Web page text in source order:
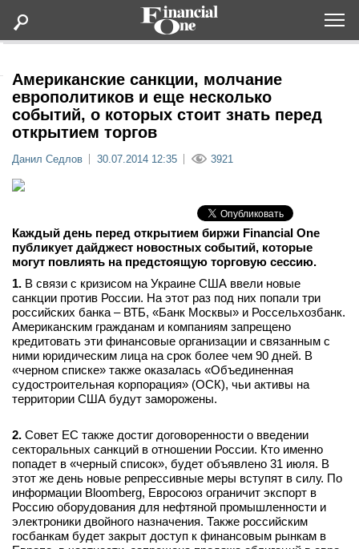
Статьи
Дайджесты
Мероприятия
Новости
Интервью
вконтакте
телеграм
Стать автором
Вход
Американские санкции, молчание
европолитиков и еще несколько
событий, о которых стоит знать перед
открытием торгов
Данил Седлов 30.07.2014 12:35 3921
Каждый день перед открытием биржи Financial One
публикует дайджест новостных событий, которые
могут повлиять на предстоящую торговую сессию.
1. В связи с кризисом на Украине США ввели новые
санкции против России. На этот раз под них попали три
российских банка – ВТБ, «Банк Москвы» и Россельхозбанк.
Американским гражданам и компаниям запрещено
кредитовать эти финансовые организации и связанным с
ними юридическим лица на срок более чем 90 дней. В
«черном списке» также оказалась «Объединенная
судостроительная корпорация» (ОСК), чьи активы на
территории США будут заморожены.
2. Совет ЕС также достиг договоренности о введении
секторальных санкций в отношении России. Кто именно
попадет в «черный список», будет объявлено 31 июля. В
этот же день новые репрессивные меры вступят в силу. По
информации Bloomberg, Евросоюз ограничит экспорт в
Россию оборудования для нефтяной промышленности и
электроники двойного назначения. Также российским
госбанкам будет закрыт доступ к финансовым рынкам в